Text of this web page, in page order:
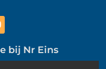
bij Nr Eins